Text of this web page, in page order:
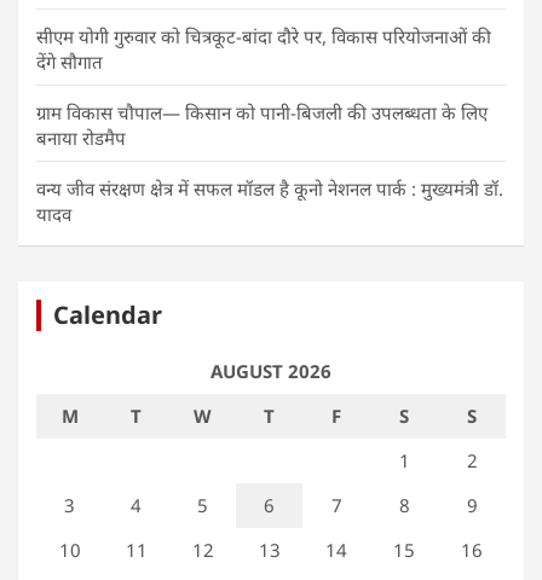
सीएम योगी गुरुवार को चित्रकूट-बांदा दौरे पर, विकास परियोजनाओं की
देंगे सौगात
ग्राम विकास चौपाल— किसान को पानी-बिजली की उपलब्धता के लिए
बनाया रोडमैप
वन्य जीव संरक्षण क्षेत्र में सफल मॉडल है कूनो नेशनल पार्क : मुख्यमंत्री डॉ.
यादव
Calendar
AUGUST 2026
M
T W T F S
S
1
2
3
4 5 6 7 8
9
10
11 12 13 14 15
16